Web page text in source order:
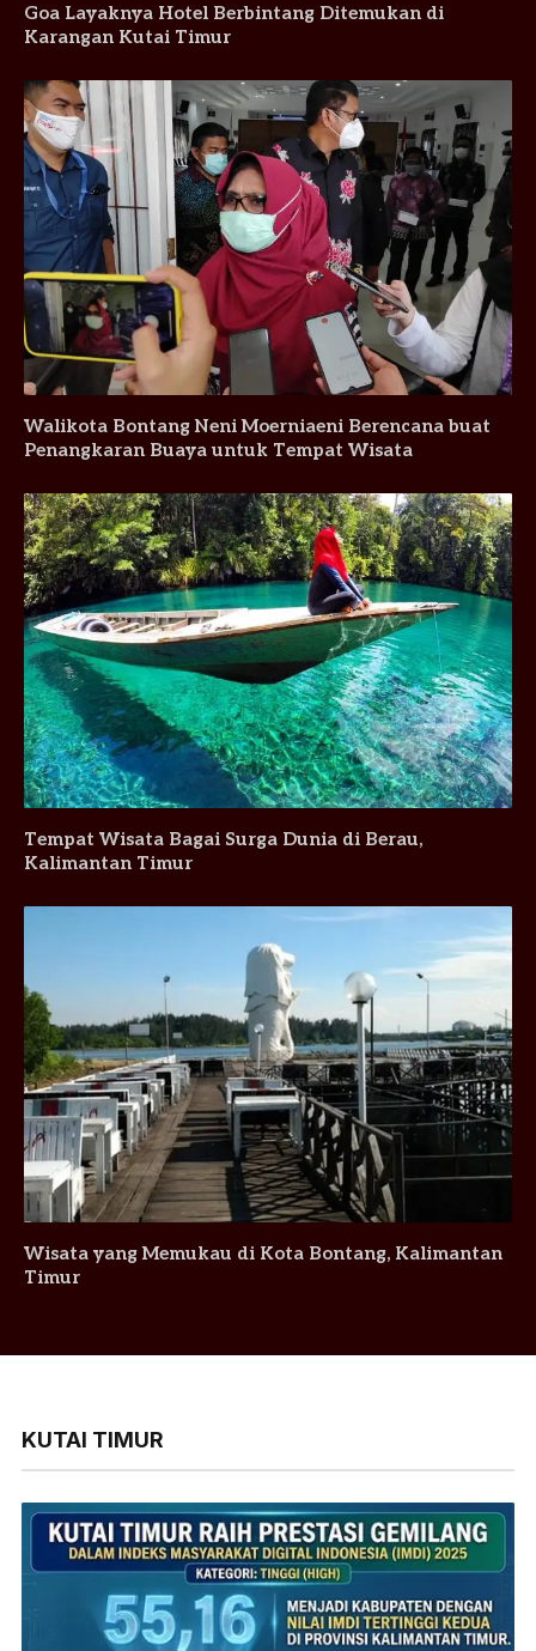
Goa Layaknya Hotel Berbintang Ditemukan di
Karangan Kutai Timur
Walikota Bontang Neni Moerniaeni Berencana buat
Penangkaran Buaya untuk Tempat Wisata
Tempat Wisata Bagai Surga Dunia di Berau,
Kalimantan Timur
Wisata yang Memukau di Kota Bontang, Kalimantan
Timur
KUTAI TIMUR